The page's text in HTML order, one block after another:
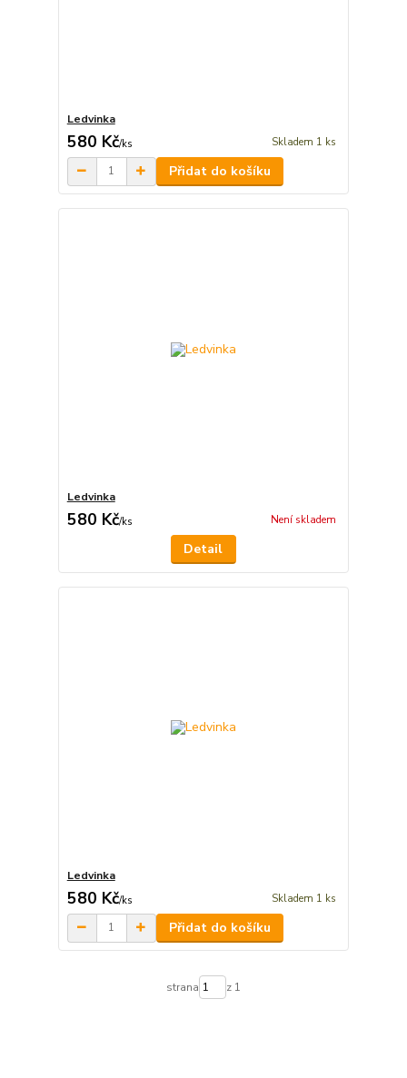
Ledvinka
580 Kč/ks Skladem 1 ks
Přidat do košíku
Ledvinka
580 Kč/ks Není skladem
Detail
Ledvinka
580 Kč/ks Skladem 1 ks
Přidat do košíku
strana z 1